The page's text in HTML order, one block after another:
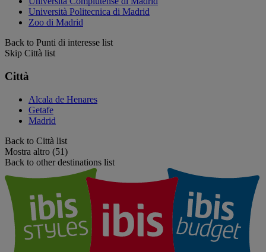
Università Politecnica di Madrid
Zoo di Madrid
Back to Punti di interesse list
Skip Città list
Città
Alcala de Henares
Getafe
Madrid
Back to Città list
Mostra altro (51)
Back to other destinations list